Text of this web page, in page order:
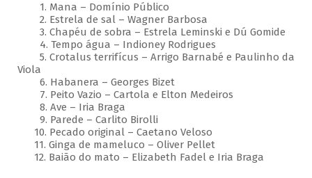
1. Mana – Domínio Público
2. Estrela de sal – Wagner Barbosa
3. Chapéu de sobra – Estrela Leminski e Dú Gomide
4. Tempo água – Indioney Rodrigues
5. Crotalus terrifícus – Arrigo Barnabé e Paulinho da
Viola
6. Habanera – Georges Bizet
7. Peito Vazio – Cartola e Elton Medeiros
8. Ave – Iria Braga
9. Parede – Carlito Birolli
10. Pecado original – Caetano Veloso
11. Ginga de mameluco – Oliver Pellet
12. Baião do mato – Elizabeth Fadel e Iria Braga